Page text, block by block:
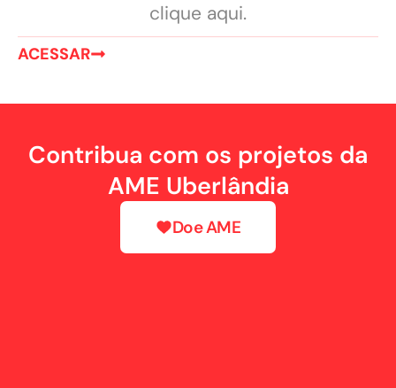
clique aqui.
ACESSAR
Contribua com os projetos da
AME Uberlândia
Doe AME